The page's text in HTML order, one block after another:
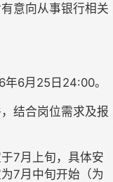
意向从事银行相关
6月25日24:00。
结合岗位需求及报
7月上旬，具体安
7月中旬开始（为